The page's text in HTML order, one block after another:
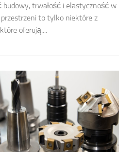
budowy, trwałość i elastyczność w
to tylko niektóre z
oferują....